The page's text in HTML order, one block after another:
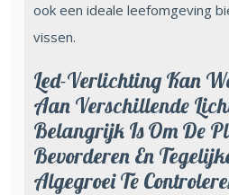
ook een ideale leefomgeving
vissen.
Led-Verlichting Kan
Aan Verschillende
Belangrijk Is Om De
Bevorderen En
Algegroei Te